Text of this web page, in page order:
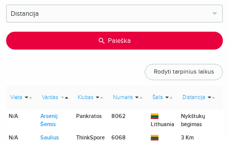
Paieška
Rodyti tarpinius laikus
Vieta Vardas Klubas Numeris Šalis Distancija
N/A
Arsenij
Šemis
Pankratos
8062
Lithuania
Nykštukų
bėgimas
N/A
Saulius
ThinkSpore
6068
3 Km